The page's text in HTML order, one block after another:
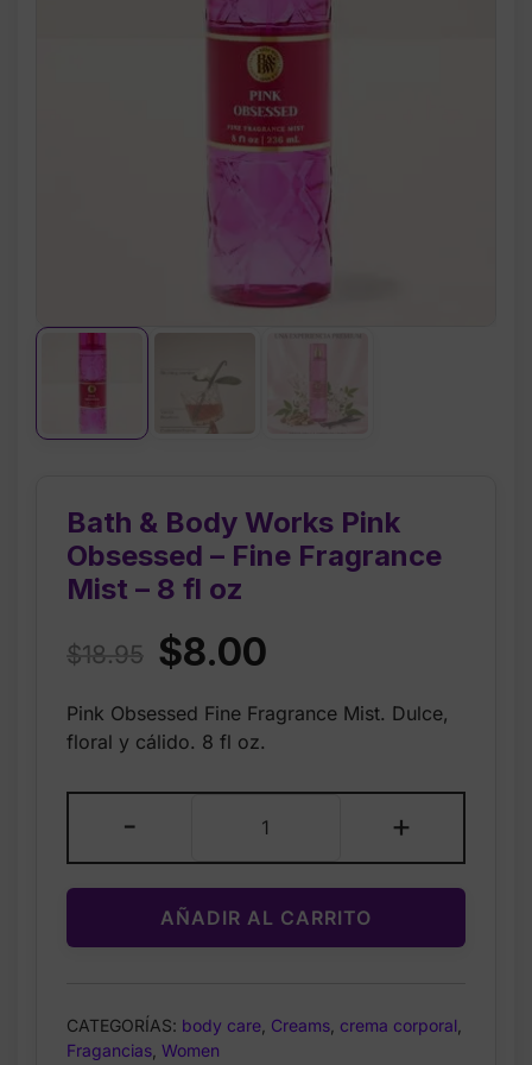
Bath & Body Works Pink
Obsessed – Fine Fragrance
Mist – 8 fl oz
$18.95 Original
was:
$8.00
is:
Pink Obsessed Fine Fragrance Mist. Dulce,
floral y cálido. 8 fl oz.
-
&
Body
Works
Pink
Obsessed
Fragrance
+
AÑADIR AL CARRITO
CATEGORÍAS: body care Creams crema corporal
Fragancias Women